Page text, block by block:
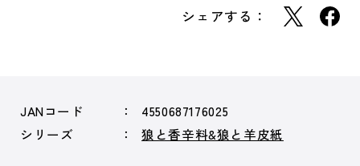
シェアする：
JANコード
4550687176025
シリーズ
狼と香辛料&狼と羊皮紙